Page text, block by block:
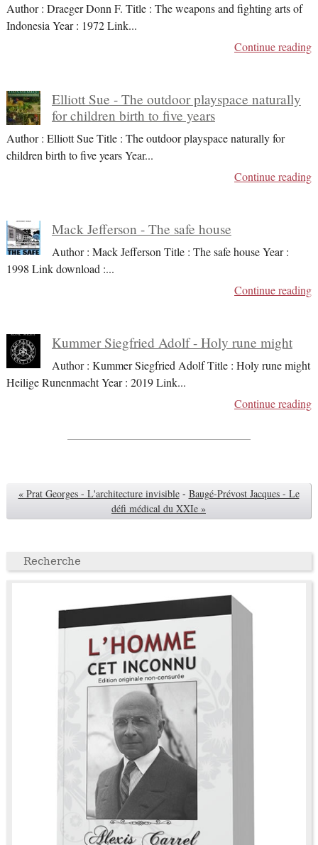
Author : Draeger Donn F. Title : The weapons and fighting arts of
Indonesia Year : 1972 Link...
Continue reading
Elliott Sue - The outdoor playspace naturally
for children birth to five years
Author : Elliott Sue Title : The outdoor playspace naturally for
children birth to five years Year...
Continue reading
Mack Jefferson - The safe house
Author : Mack Jefferson Title : The safe house Year :
1998 Link download :...
Continue reading
Kummer Siegfried Adolf - Holy rune might
Author : Kummer Siegfried Adolf Title : Holy rune might
Heilige Runenmacht Year : 2019 Link...
Continue reading
« Prat Georges - L'architecture invisible - Baugé-Prévost Jacques - Le
défi médical du XXIe »
Recherche